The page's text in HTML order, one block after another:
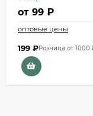
от 99 ₽
оптовые цены
199 ₽Розница от 1000